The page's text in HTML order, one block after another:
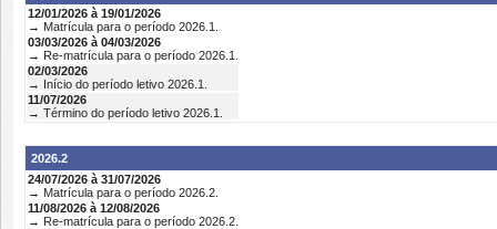
12/01/2026 à 19/01/2026
→ Matrícula para o período 2026.1.
03/03/2026 à 04/03/2026
→ Re-matrícula para o período 2026.1.
02/03/2026
→ Início do período letivo 2026.1.
11/07/2026
→ Término do período letivo 2026.1.
2026.2
24/07/2026 à 31/07/2026
→ Matrícula para o período 2026.2.
11/08/2026 à 12/08/2026
→ Re-matrícula para o período 2026.2.